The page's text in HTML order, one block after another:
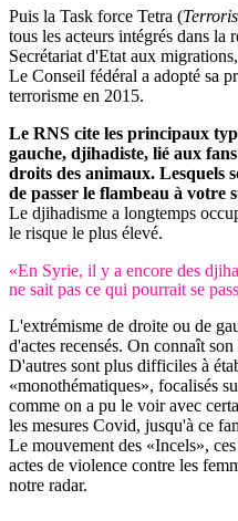
Puis la Task force Tetra (
tous les acteurs intégrés dans
Secrétariat d'Etat aux
Le Conseil fédéral a adopté sa
terrorisme en 2015.
Le RNS cite les principaux
gauche, djihadiste, lié aux
droits des animaux. Lesquels
de passer le flambeau à votre
Le djihadisme a longtemps
le risque le plus élevé.
«En Syrie, il y a encore des
ne sait pas ce qui pourrait se
L'extrémisme de droite ou de
d'actes recensés. On connaît
D'autres sont plus difficiles à
«monothématiques», focalisés
comme on a pu le voir avec
les mesures Covid, jusqu'à ce
Le mouvement des «Incels»,
actes de violence contre les
notre radar.